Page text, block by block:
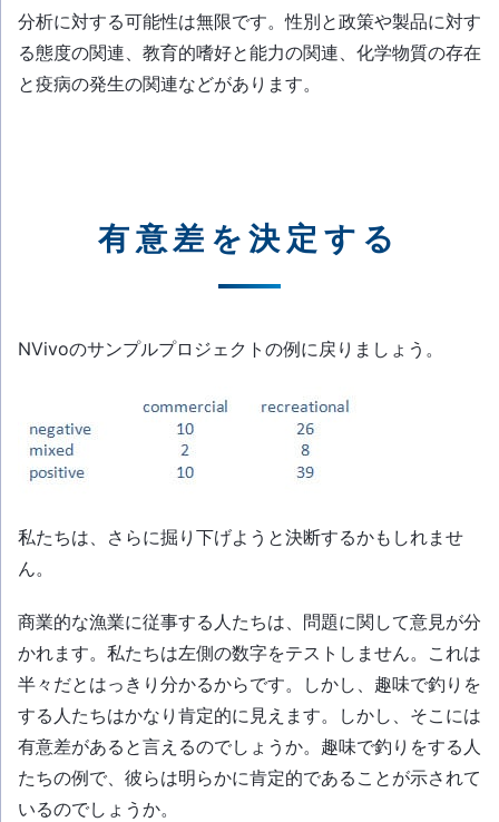
分析に対する可能性は無限です。性別と政策や製品に対す
る態度の関連、教育的嗜好と能力の関連、化学物質の存在
と疫病の発生の関連などがあります。
有意差を決定する
NVivoのサンプルプロジェクトの例に戻りましょう。
私たちは、さらに掘り下げようと決断するかもしれませ
ん。
商業的な漁業に従事する人たちは、問題に関して意見が分
かれます。私たちは左側の数字をテストしません。これは
半々だとはっきり分かるからです。しかし、趣味で釣りを
する人たちはかなり肯定的に見えます。しかし、そこには
有意差があると言えるのでしょうか。趣味で釣りをする人
たちの例で、彼らは明らかに肯定的であることが示されて
いるのでしょうか。